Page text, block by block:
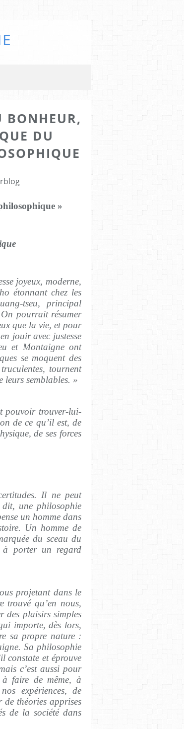
BONHEUR,
DU
»
joyeux, moderne,
étonnant chez les
tseu, principal
pourrait résumer
que la vie, et pour
jouir avec justesse
et Montaigne ont
se moquent des
tournent
leurs semblables. »
pouvoir trouver-lui-
de ce qu’il est, de
de ses forces
Il ne peut
dit, une philosophie
un homme dans
Un homme de
du sceau du
à porter un regard
projetant dans le
trouvé qu’en nous,
des plaisirs simples
importe, dès lors,
sa propre nature :
Sa philosophie
constate et éprouve
c’est aussi pour
faire de même, à
expériences, de
de théories apprises
de la société dans